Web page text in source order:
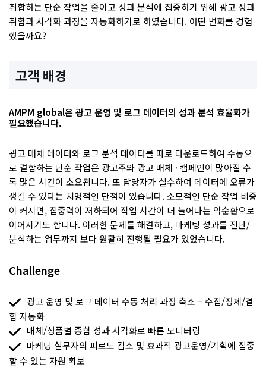
취합하는 단순 작업을 줄이고 성과 분석에 집중하기 위해 광고 성과
취합과 시각화 과정을 자동화하기로 하였습니다. 어떤 변화를 경험
했을까요?
고객 배경
AMPM global은 광고 운영 및 로그 데이터의 성과 분석 효율화가
필요했습니다.
광고 매체 데이터와 로그 분석 데이터를 따로 다운로드하여 수동으
로 결합하는 단순 작업은 광고주와 광고 매체 · 캠페인이 많아질 수
록 많은 시간이 소요됩니다. 또 담당자가 실수하여 데이터에 오류가
생길 수 있다는 치명적인 단점이 있습니다. 소모적인 단순 작업 비중
이 커지면, 집중력이 저하되어 작업 시간이 더 늘어나는 악순환으로
이어지기도 합니다. 이러한 문제를 해결하고, 마케팅 성과를 진단/
분석하는 업무까지 보다 원활히 진행될 필요가 있었습니다.
Challenge
광고 운영 및 로그 데이터 수동 처리 과정 축소 – 수집/정제/결
합 자동화
매체/상품별 종합 성과 시각화로 빠른 모니터링
마케팅 실무자의 피로도 감소 및 효과적 광고운영/기획에 집중
할 수 있는 자원 확보